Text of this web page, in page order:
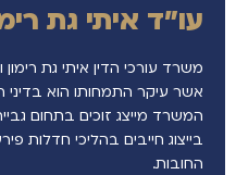
עו"ד איתי גת
משרד עורכי הדין איתי גת
אשר עיקר התמחותו הוא בדיני
המשרד מייצג זוכים בתחום
בייצוג חייבים בהליכי חדלות
החובות.